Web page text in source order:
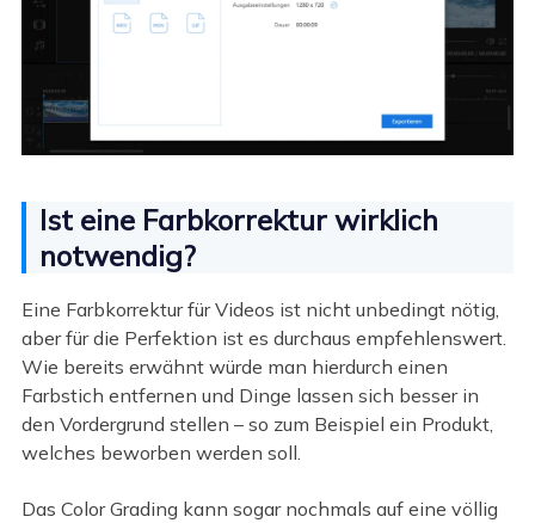
Ist eine Farbkorrektur wirklich
notwendig?
Eine Farbkorrektur für Videos ist nicht unbedingt nötig,
aber für die Perfektion ist es durchaus empfehlenswert.
Wie bereits erwähnt würde man hierdurch einen
Farbstich entfernen und Dinge lassen sich besser in
den Vordergrund stellen – so zum Beispiel ein Produkt,
welches beworben werden soll.
Das Color Grading kann sogar nochmals auf eine völlig